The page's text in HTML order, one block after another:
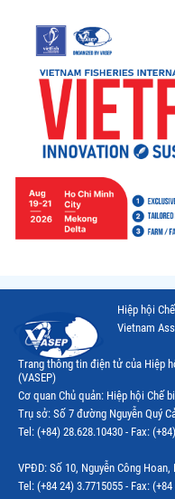
Hiệp hội
Vietnam
Trang thông tin điện tử của Hiệp
(VASEP)
Cơ quan Chủ quản: Hiệp hội Chế
Trụ sở: Số 7 đường Nguyễn Quý
Tel: (+84) 28.628.10430 - Fax:
VPĐD: Số 10, Nguyễn Công
Tel: (+84 24) 3.7715055 - Fax: